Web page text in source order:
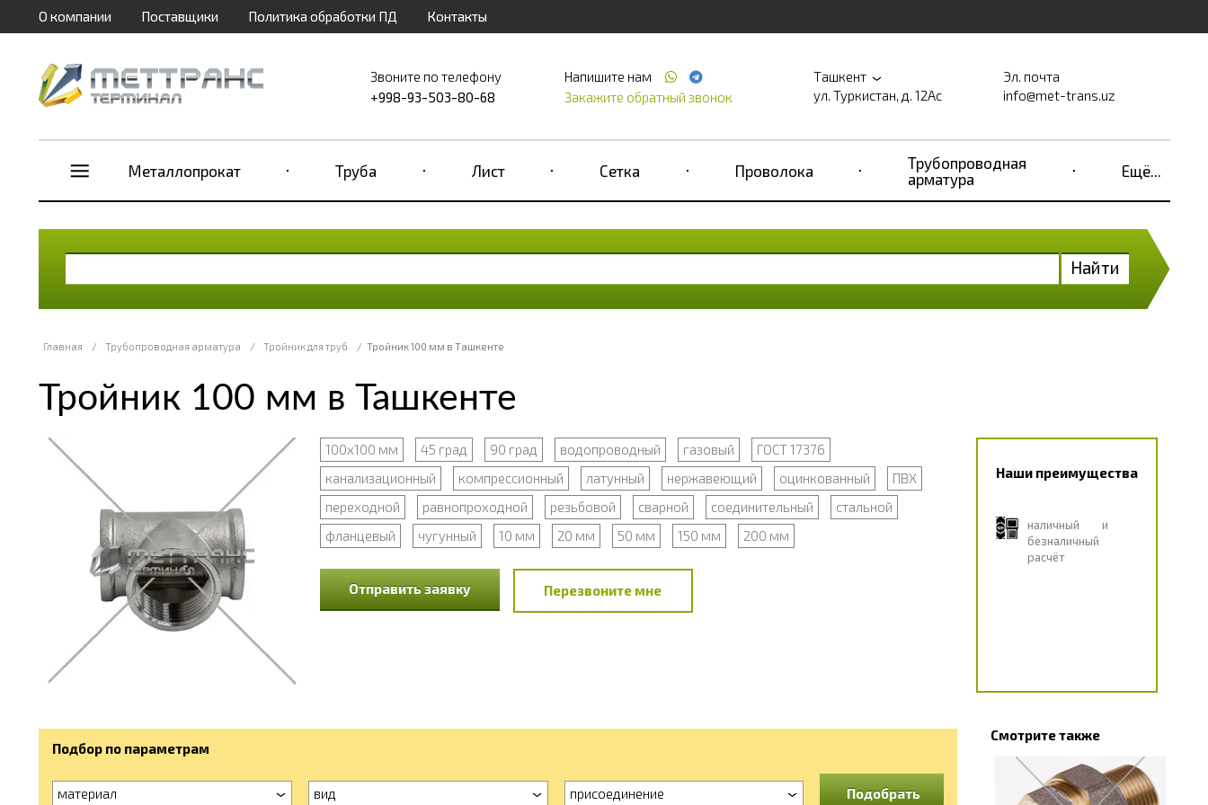
О компании Поставщики Политика обработки ПД Контакты
Звоните по телефону
+998-93-503-80-68
Напишите нам
Закажите обратный звонок
Ташкент
ул. Туркистан, д. 12Ас
Эл. почта
info@met-trans.uz
Металлопрокат Труба Лист Сетка Проволока
Трубопроводная
арматура
Ещё...
Найти
Главная / Трубопроводная арматура / Тройник для труб / Тройник 100 мм в Ташкенте
Тройник 100 мм в Ташкенте
100х100 мм 45 град 90 град водопроводный газовый
ГОСТ 17376
канализационный
компрессионный латунный нержавеющий оцинкованный
ПВХ
переходной
равнопроходной резьбовой сварной соединительный
стальной
фланцевый
чугунный 10 мм 20 мм 50 мм 150 мм 200 мм
Отправить заявку Перезвоните мне
Наши преимущества
наличный и
безналичный
расчёт
Подбор по параметрам
материал вид присоединение Подобрать
Смотрите также